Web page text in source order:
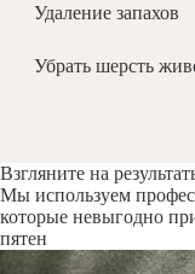
Удаление запахов
Убрать шерсть
Взгляните на
Мы используем
которые невыгодно
пятен